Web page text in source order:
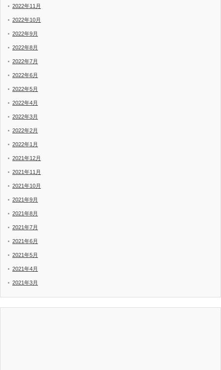
2022年11月
2022年10月
2022年9月
2022年8月
2022年7月
2022年6月
2022年5月
2022年4月
2022年3月
2022年2月
2022年1月
2021年12月
2021年11月
2021年10月
2021年9月
2021年8月
2021年7月
2021年6月
2021年5月
2021年4月
2021年3月